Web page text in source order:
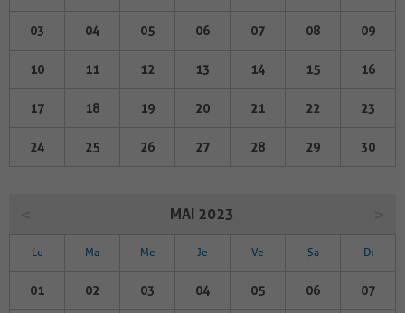
03 04 05 06 07 08 09
10 11 12 13 14 15 16
17 18 19 20 21 22 23
24 25 26 27 28 29 30
MAI 2023
Lu Ma Me Je Ve Sa Di
01 02 03 04 05 06 07